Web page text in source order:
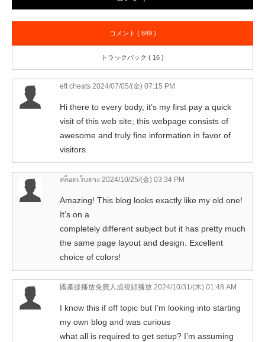
コメント ( 849 )
トラックバック ( 16 )
eft cheats 2024/07/05/(金) 07:15 PM
Hi there to every body, it’s my first pay a quick
visit of this web site; this webpage consists of
awesome and truly fine information in favor of
visitors.
สล็อตเว็บตรง 2024/10/25/(金) 03:34 PM
Amazing! This blog looks exactly like my old one!
It’s on a
completely different subject but it has pretty much
the same page layout and design. Excellent
choice of colors!
國產線播放免費人成視頻播放 2024/10/31/(木) 01:48 AM
I know this if off topic but I’m looking into starting
my own blog and was curious
what all is required to get setup? I’m assuming